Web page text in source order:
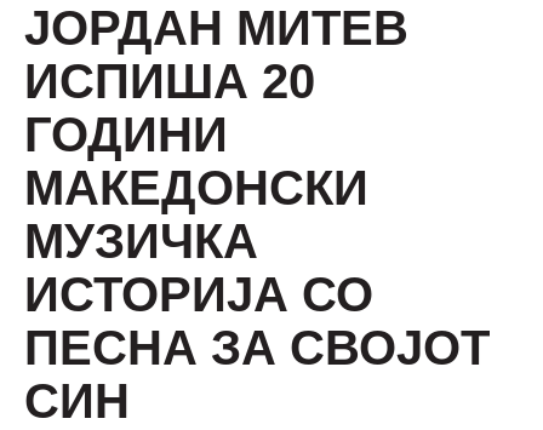
ЈОРДАН МИТЕВ
ИСПИША 20
ГОДИНИ
МАКЕДОНСКИ
МУЗИЧКА
ИСТОРИЈА СО
ПЕСНА ЗА СВОЈОТ
СИН